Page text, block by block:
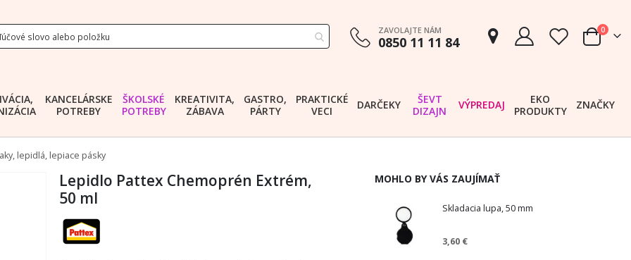
ZAVOLAJTE NÁM
0850 11 11 84 Cart
0
KANCELÁRSKE
POTREBY
ŠKOLSKÉ
POTREBY
KREATIVITA,
ZÁBAVA
GASTRO,
PÁRTY
PRAKTICKÉ
VECI
DARČEKY
ŠEVT
DIZAJN
VÝPREDAJ
EKO
PRODUKTY
ZNAČKY
lepidlá, lepiace pásky
Lepidlo Pattex Chemoprén Extrém,
50 ml
MOHLO BY VÁS ZAUJÍMAŤ
Skladacia lupa, 50 mm
3,60 €